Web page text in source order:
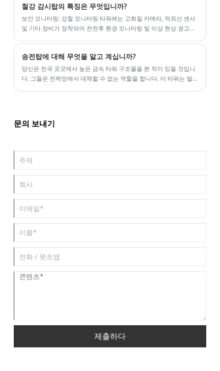
철강 감시탑의 특징은 무엇입니까?
보안 모니터링: 강철 모니터링 타워에는 고화질 카메라, 적외선 센서
및 기타 장비가 장착되어 전천후 환경 모니터링 및 이상 현상 경고를
송전탑에 대해 무엇을 알고 계십니까?
당신은 전국 곳곳에서 높은 금속 타워 구조물을 본 적이 있을 것입니
다. 그들은 전력망에서 대체할 수 없는 역할을 합니다. 이 타워는 발
문의 보내기
제출하다